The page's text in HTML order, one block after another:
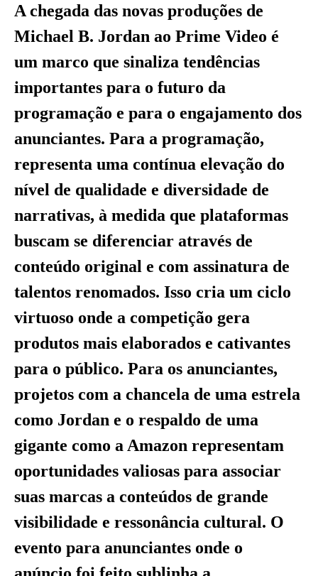
A chegada das novas produções de
Michael B. Jordan ao Prime Video é
um marco que sinaliza tendências
importantes para o futuro da
programação e para o engajamento dos
anunciantes. Para a programação,
representa uma contínua elevação do
nível de qualidade e diversidade de
narrativas, à medida que plataformas
buscam se diferenciar através de
conteúdo original e com assinatura de
talentos renomados. Isso cria um ciclo
virtuoso onde a competição gera
produtos mais elaborados e cativantes
para o público. Para os anunciantes,
projetos com a chancela de uma estrela
como Jordan e o respaldo de uma
gigante como a Amazon representam
oportunidades valiosas para associar
suas marcas a conteúdos de grande
visibilidade e ressonância cultural. O
evento para anunciantes onde o